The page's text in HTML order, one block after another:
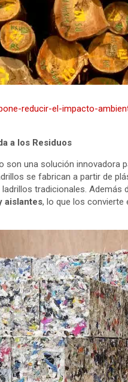
reducir-el-impacto-
a los Residuos
una solución innovadora
se fabrican a partir de
tradicionales. Además
aislantes, lo que los convierte